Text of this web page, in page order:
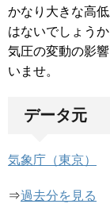
かなり大きな高
はないでしょうか
気圧の変動の影
いませ。
データ元
気象庁（東京）
⇒過去分を見る